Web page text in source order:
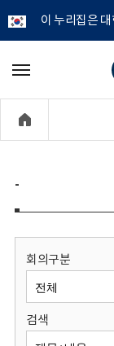
이 누리집은
메
기
-
회의구분
검색